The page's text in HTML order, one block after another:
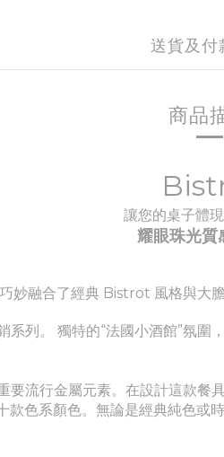
送貨及付
商品
讓您的桌子體
耀眼珠光質
妙融合了經典 Bistrot 風格與大
系列。 獨特的“法國小酒館”氛圍
流行金屬元素。 在設計這款餐
色系顏色。無論是經典純色